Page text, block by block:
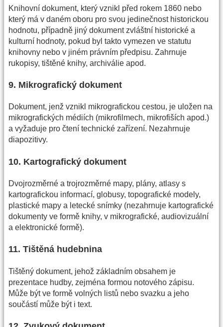
Knihovní dokument, který vznikl před rokem 1860 nebo
který má v daném oboru pro svou jedinečnost historickou
hodnotu, případně jiný dokument zvláštní historické a
kulturní hodnoty, pokud byl takto vymezen ve statutu
knihovny nebo v jiném právním předpisu. Zahrnuje
rukopisy, tištěné knihy, archiválie apod.
9. Mikrografický dokument
Dokument, jenž vznikl mikrografickou cestou, je uložen na
mikrografických médiích (mikrofilmech, mikrofiších apod.)
a vyžaduje pro čtení technické zařízení. Nezahrnuje
diapozitivy.
10. Kartografický dokument
Dvojrozměrné a trojrozměrné mapy, plány, atlasy s
kartografickou informací, globusy, topografické modely,
plastické mapy a letecké snímky (nezahrnuje kartografické
dokumenty ve formě knihy, v mikrografické, audiovizuální
a elektronické formě).
11. Tištěná hudebnina
Tištěný dokument, jehož základním obsahem je
prezentace hudby, zejména formou notového zápisu.
Může být ve formě volných listů nebo svazku a jeho
součástí může být i text.